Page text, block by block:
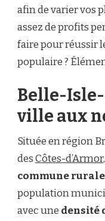
afin de varier vos
assez de profits
faire pour réussir
populaire ?
Belle-
ville aux
Située en région
desCôtes-d’Armor
commune rurale
population
avec une densité